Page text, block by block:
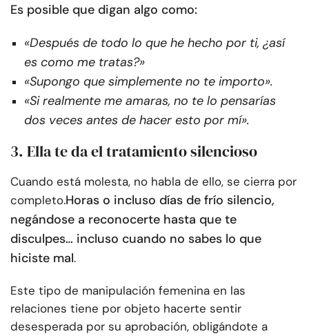
Es posible que digan algo como:
«Después de todo lo que he hecho por ti, ¿así
es como me tratas?»
«Supongo que simplemente no te importo».
«Si realmente me amaras, no te lo pensarías
dos veces antes de hacer esto por mí».
3. Ella te da el tratamiento silencioso
Cuando está molesta, no habla de ello, se cierra por
completo.Horas o incluso días de frío silencio,
negándose a reconocerte hasta que te
disculpes… incluso cuando no sabes lo que
hiciste mal.
Este tipo de manipulación femenina en las
relaciones tiene por objeto hacerte sentir
desesperada por su aprobación, obligándote a